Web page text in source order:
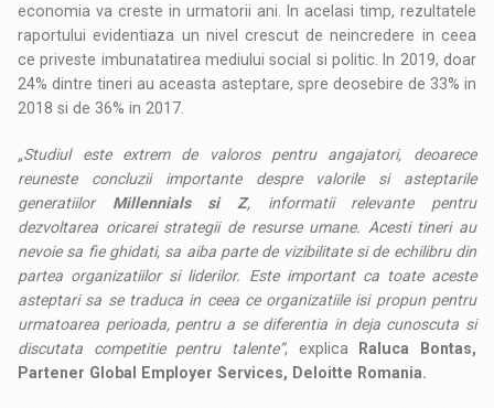
economia va creste in urmatorii ani. In acelasi timp, rezultatele
raportului evidentiaza un nivel crescut de neincredere in ceea
ce priveste imbunatatirea mediului social si politic. In 2019, doar
24% dintre tineri au aceasta asteptare, spre deosebire de 33% in
2018 si de 36% in 2017.
„Studiul este extrem de valoros pentru angajatori, deoarece
reuneste concluzii importante despre valorile si asteptarile
generatiilor Millennials si Z, informatii relevante pentru
dezvoltarea oricarei strategii de resurse umane. Acesti tineri au
nevoie sa fie ghidati, sa aiba parte de vizibilitate si de echilibru din
partea organizatiilor si liderilor. Este important ca toate aceste
asteptari sa se traduca in ceea ce organizatiile isi propun pentru
urmatoarea perioada, pentru a se diferentia in deja cunoscuta si
discutata competitie pentru talente”, explica Raluca
Bontas,
Partener Global
Employer Services, Deloitte Romania.